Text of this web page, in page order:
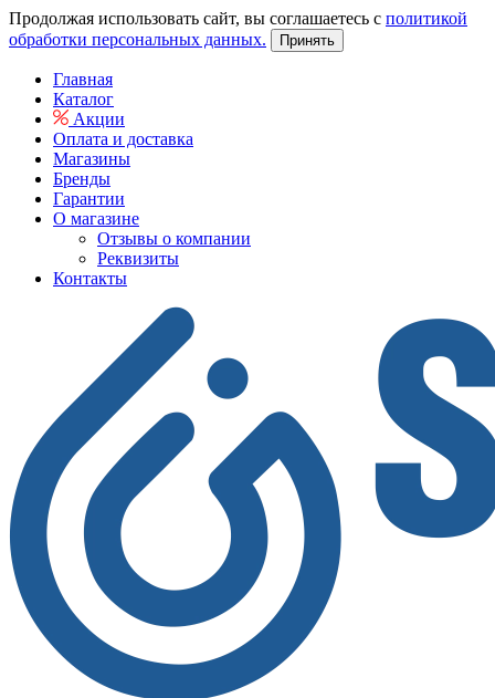
Продолжая использовать сайт, вы соглашаетесь с политикой
обработки персональных данных.
Принять
Главная
Каталог
Акции
Оплата и доставка
Магазины
Бренды
Гарантии
О магазине
Отзывы о компании
Реквизиты
Контакты